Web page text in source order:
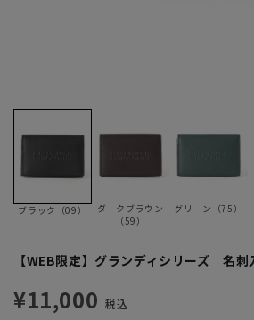
ブラック（09）
ダークブラウン
（59）
グリーン（75）
【WEB限定】グランディシリーズ 名刺
¥11,000 税込